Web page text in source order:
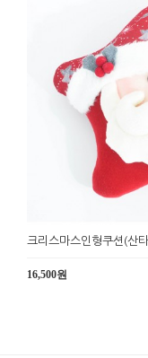
크리스마스인형쿠션(산
16,500원